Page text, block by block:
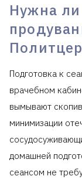
Нужна
Подготовка к
врачебном
вымывают
минимизации
домашней
сеансом не